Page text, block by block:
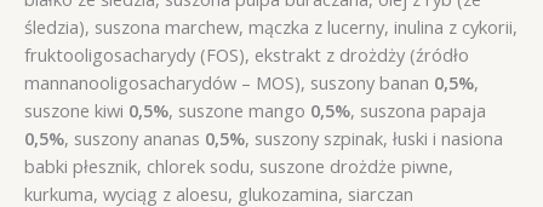
śledzia), suszona marchew, mączka z lucerny, inulina z cykorii,
fruktooligosacharydy (FOS), ekstrakt z drożdży (źródło
mannanooligosacharydów – MOS), suszony banan 0,5%,
suszone kiwi 0,5%, suszone mango 0,5%, suszona papaja
0,5%, suszony ananas 0,5%, suszony szpinak, łuski i nasiona
babki płesznik, chlorek sodu, suszone drożdże piwne,
kurkuma, wyciąg z aloesu, glukozamina, siarczan